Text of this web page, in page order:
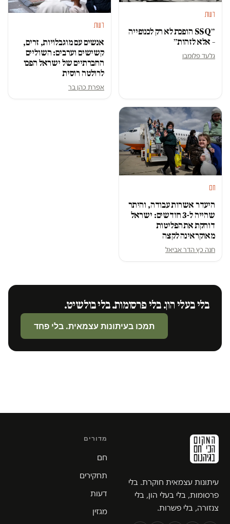
דעות
״SSQ הופכת לא רק לכנופייה
– אלא לזהות״
גלעד פלומבו
דעות
אנשים עם מוגבלויות, זרים,
קשישים וערבים: השוליים
החברתיים של ישראל הפכו
לרולטה רוסית
אפרת כהן בר
חם
היעדר אשרות עבודה, והיתר
שהייה ל-3 חודשים: ישראל
דוחקת את הפליטות
מאוקראינה לקצה
חנה כץ הדר אביאל
בלי בעלי הון. בלי פרסומות. בלי בולשיט.
תמכו בעיתונות עצמאית. בלי פחד
עיתונות עצמאית חוקרת. בלי
פרסומות, בלי בעלי הון, בלי
צנזורה, בלי פשרות.
מדורים
חם
תחקירים
דעות
מגזין